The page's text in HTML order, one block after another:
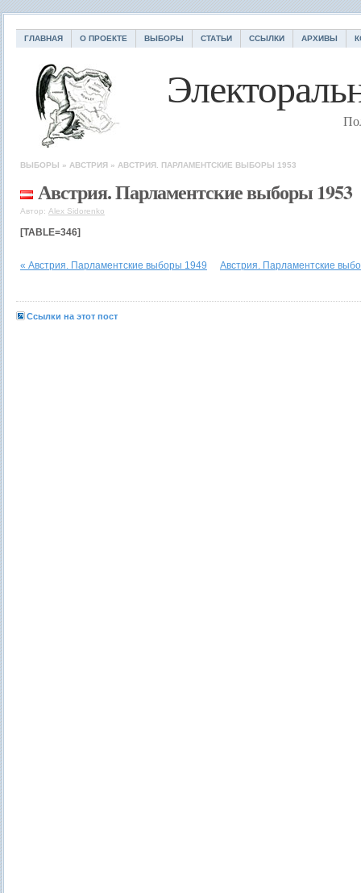
ГЛАВНАЯ О ПРОЕКТЕ ВЫБОРЫ СТАТЬИ ССЫЛКИ АРХИВЫ
ВЫБОРЫ » АВСТРИЯ » АВСТРИЯ. ПАРЛАМЕНТСКИЕ ВЫБОРЫ 1953
Австрия. Парламентские выборы 1953
Автор: Alex Sidorenko
[TABLE=346]
« Австрия. Парламентские выборы 1949 Австрия. Парламентские
Ссылки на этот пост